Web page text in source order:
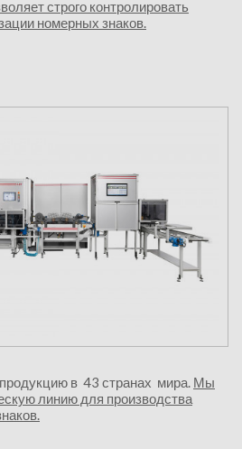
строго контролировать
номерных знаков.
в 43 странах мира. Мы
линию для производства